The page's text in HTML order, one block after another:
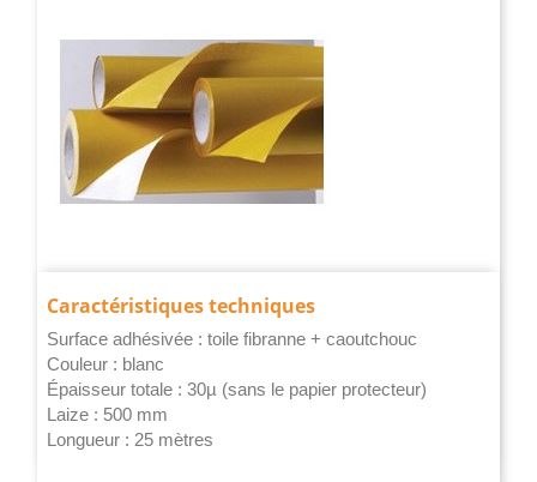
Caractéristiques techniques
Surface adhésivée : toile fibranne + caoutchouc
Couleur : blanc
Épaisseur totale : 30µ (sans le papier protecteur)
Laize : 500 mm
Longueur : 25 mètres